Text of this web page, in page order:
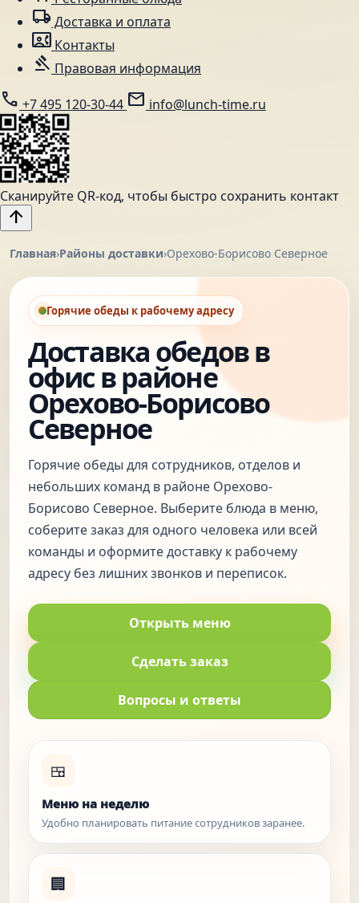
local_shipping Доставка и оплата
contact_phone Контакты
gavel Правовая информация
call +7 495 120-30-44 mail info@lunch-time.ru
Сканируйте QR-код, чтобы быстро сохранить контакт
arrow_upward
Главная›Районы доставки›Орехово-Борисово Северное
Горячие обеды к рабочему адресу
Доставка обедов в
офис в районе
Орехово-Борисово
Северное
Горячие обеды для сотрудников, отделов и
небольших команд в районе Орехово-
Борисово Северное. Выберите блюда в меню,
соберите заказ для одного человека или всей
команды и оформите доставку к рабочему
адресу без лишних звонков и переписок.
Открыть меню
Сделать заказ
Вопросы и ответы
🍱
Меню на неделю
Удобно планировать питание сотрудников заранее.
🏢